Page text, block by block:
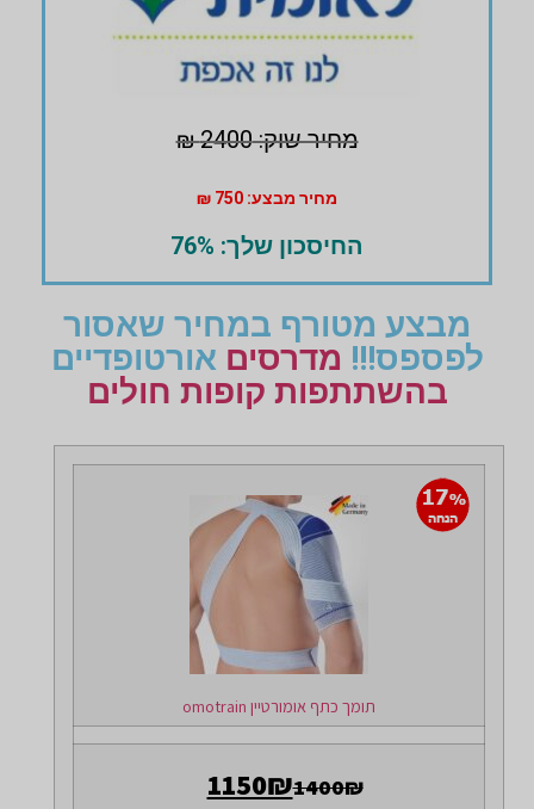
מחיר שוק: 2400 ₪
מחיר מבצע: 750 ₪
החיסכון שלך: 76%
מבצע מטורף במחיר שאסור
לפספס!!! מדרסים אורטופדיים
בהשתתפות קופות חולים
תומך כתף אומורטיין omotrain
1150₪1400₪